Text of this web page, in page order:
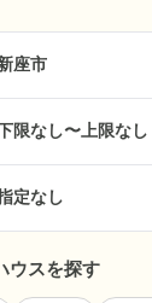
座市
限なし〜上限なし
定なし
ウスを探す